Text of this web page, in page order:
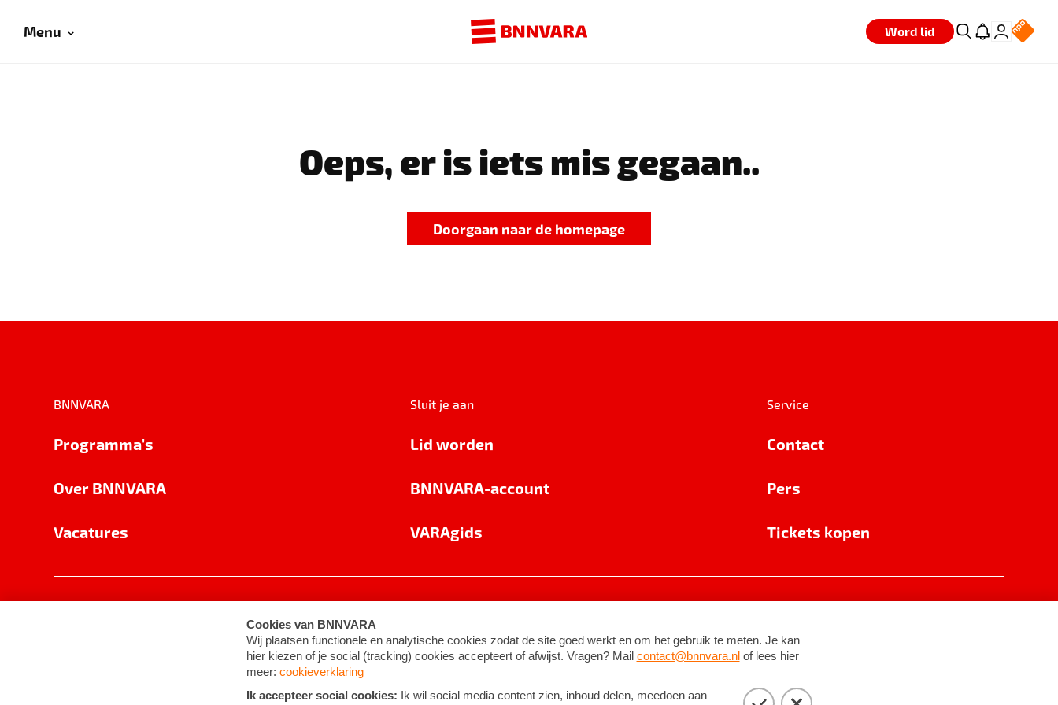
Menu Word lid
Oeps, er is iets mis gegaan..
Doorgaan naar de homepage
BNNVARA
Programma's
Over BNNVARA
Vacatures
Sluit je aan
Lid worden
BNNVARA-account
VARAgids
Service
Contact
Pers
Tickets kopen
Cookie-instellingen Algemene voorwaarden ©2026BNNVARA